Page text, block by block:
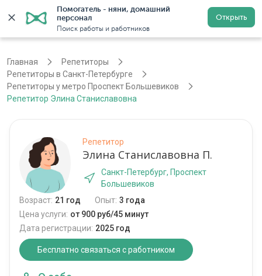
Помогатель - няни, домашний
персонал
Поиск работы и работников
Открыть
Санкт-Петербург Регистрация
Главная
Репетиторы
Репетиторы в Санкт-Петербурге
Репетиторы у метро Проспект Большевиков
Репетитор Элина Станиславовна
Репетитор
Элина Станиславовна П.
Санкт-Петербург, Проспект
Большевиков
Возраст: 21 год Опыт: 3 года
Цена услуги: от 900 руб/45 минут
Дата регистрации: 2025 год
Бесплатно связаться с работником